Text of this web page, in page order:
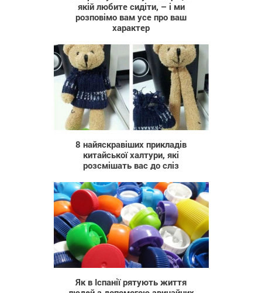
якій любите сидіти, – і ми
розповімо вам усе про ваш
характер
1 187
8 найяскравіших прикладів
китайської халтури, які
розсмішать вас до сліз
2 282
Як в Іспанії рятують життя